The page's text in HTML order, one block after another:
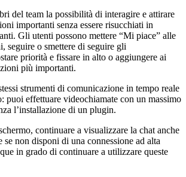
del team la possibilità di interagire e attirare
importanti senza essere risucchiati in
Gli utenti possono mettere “Mi piace” alle
seguire o smettere di seguire gli
priorità e fissare in alto o aggiungere ai
più importanti.
strumenti di comunicazione in tempo reale
puoi effettuare videochiamate con un massimo
l’installazione di un plugin.
continuare a visualizzare la chat anche
se non disponi di una connessione ad alta
in grado di continuare a utilizzare queste